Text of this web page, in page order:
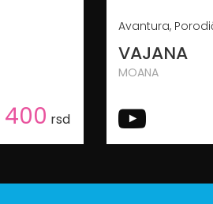
400 rsd
Avantura,
VAJANA
MOANA